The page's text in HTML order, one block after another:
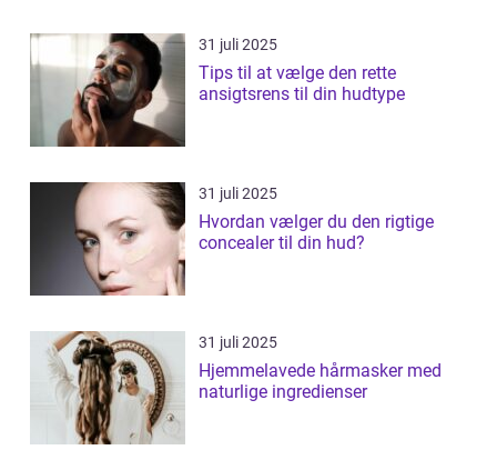
31 juli 2025
Tips til at vælge den rette
ansigtsrens til din hudtype
31 juli 2025
Hvordan vælger du den rigtige
concealer til din hud?
31 juli 2025
Hjemmelavede hårmasker med
naturlige ingredienser